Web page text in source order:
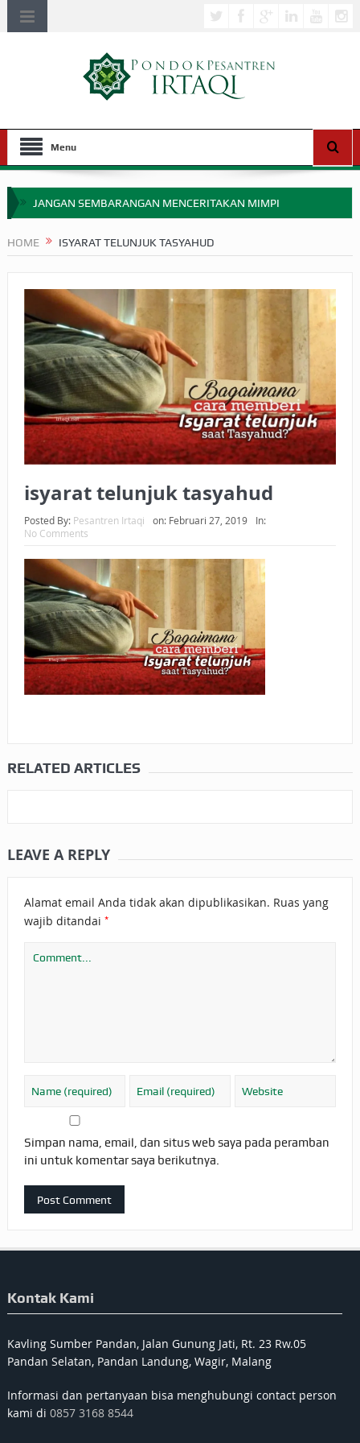
Menu
JANGAN SEMBARANGAN MENCERITAKAN MIMPI
APA HUKUM MEMPERCEPAT PEMBAYARAN ZAKAT
SEBELUM TIBA SAAT WAJIB?
HAKIKAT NIKMAT DI DUNIA!
BAGAIMANA CARA MEMBAYAR ZAKAT UANG?
UANG HARAM BISA MENJADI HALAL JIKA SEBAB
KEPEMILIKANNYA BERUBAH
BAHASA CINTA KARENA ALLAH
HUKUM MEMBAYAR ZAKAT DENGAN CARA MENGANGSUR
HUKUM MEMBAYAR ZAKAT KEPADA KERABAT SENDIRI
HOME ISYARAT TELUNJUK TASYAHUD
isyarat telunjuk tasyahud
Posted By: Pesantren Irtaqi on: Februari 27, 2019
In:
No Comments
RELATED ARTICLES
LEAVE A REPLY
Alamat email Anda tidak akan dipublikasikan. Ruas yang
wajib ditandai *
Simpan nama, email, dan situs web saya pada peramban
ini untuk komentar saya berikutnya.
Kontak Kami
Kavling Sumber Pandan, Jalan Gunung Jati, Rt. 23 Rw.05
Pandan Selatan, Pandan Landung, Wagir, Malang
Informasi dan pertanyaan bisa menghubungi contact person
kami di 0857 3168 8544